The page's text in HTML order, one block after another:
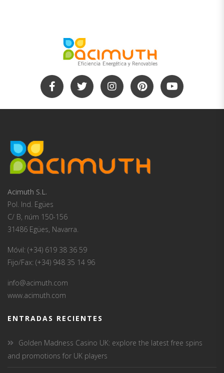
Acimuth S.L.
Pol. Ind. Egües
C/ B, núm 150-156
31486 Egües, Navarra.
Móvil: (+34) 619 38 36 59
Fijo/Fax: (+34) 948 35 14 96
info@acimuth.com
www.acimuth.com
ENTRADAS RECIENTES
Golden Madness Casino UK: explore the latest free spins
and promotions for UK players